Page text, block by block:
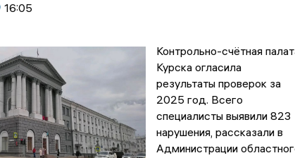
16:05
Контрольно-счётная
Курска огласила
результаты проверок за
2025 год. Всего
специалисты выявили 823
нарушения, рассказали в
Администрации